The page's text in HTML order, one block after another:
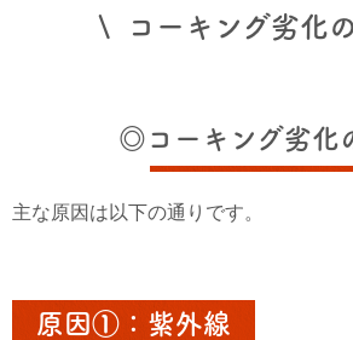
\ コーキング劣化
◎コーキング劣化
主な原因は以下の通りです。
原因①：紫外線